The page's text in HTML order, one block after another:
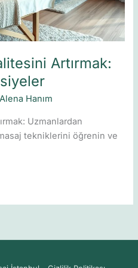
Artırmak:
Alena Hanım
Uzmanlardan
tekniklerini öğrenin ve